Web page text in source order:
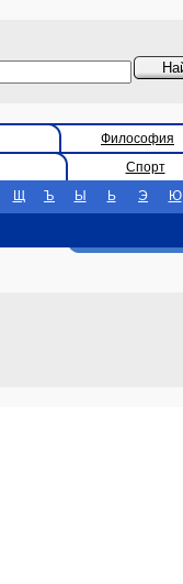
Философия
Спорт
Щ Ъ Ы Ь Э Ю